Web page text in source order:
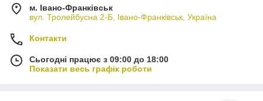
м. Івано-Франківськ
вул. Тролейбусна 2-Б, Івано-Франківськ, Україна
Контакти
Сьогодні працює з 09:00 до 18:00
Показати весь графік роботи